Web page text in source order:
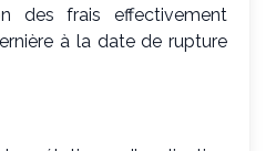
des frais effectivement
à la date de rupture